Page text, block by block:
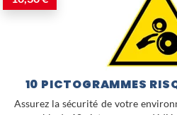
10 PICTOGRAMMES
Assurez la sécurité de votre